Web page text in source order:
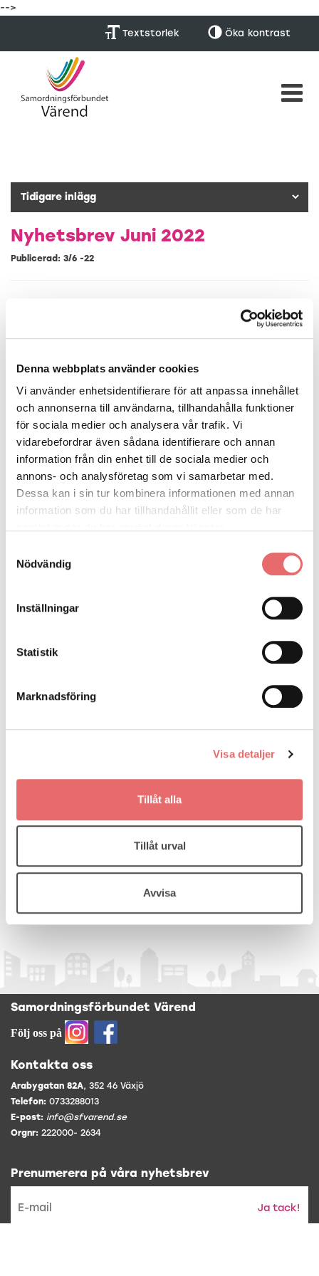
Denna webbplats använder cookies
Vi använder enhetsidentifierare för att anpassa innehållet
och annonserna till användarna, tillhandahålla funktioner
för sociala medier och analysera vår trafik. Vi
vidarebefordrar även sådana identifierare och annan
information från din enhet till de sociala medier och
annons- och analysföretag som vi samarbetar med.
Dessa kan i sin tur kombinera informationen med annan
information som du har tillhandahållit eller som de har
Nödvändig
Inställningar
Statistik
Marknadsföring
Visa detaljer
Tillåt alla
Tillåt urval
Avvisa
-->
Textstorlek Öka kontrast
Nyhetsbrev Juni 2022
Publicerad: 3/6 -22
Samordningsförbundet Värend
Följ oss på
Kontakta oss
Arabygatan 82A, 352 46 Växjö
Telefon: 0733288013
E-post: info@sfvarend.se
Orgnr: 222000- 2634
Prenumerera på våra nyhetsbrev
Ja tack!